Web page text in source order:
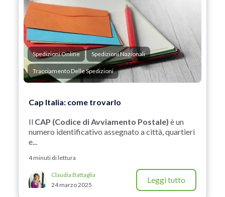
Spedizioni Online Spedizioni Nazionali
Tracciamento Delle Spedizioni
Cap Italia: come trovarlo
Il CAP (Codice di Avviamento Postale) è un
numero identificativo assegnato a città, quartieri
e...
4 minuti di lettura
Claudia Battaglia
24 marzo 2025
Leggi tutto